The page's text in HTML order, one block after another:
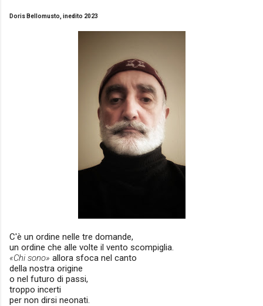
Doris Bellomusto, inedito 2023
C'è un ordine nelle tre domande,
un ordine che alle volte il vento scompiglia.
«Chi sono» allora sfoca nel canto
della nostra origine
o nel futuro di passi,
troppo incerti
per non dirsi neonati.